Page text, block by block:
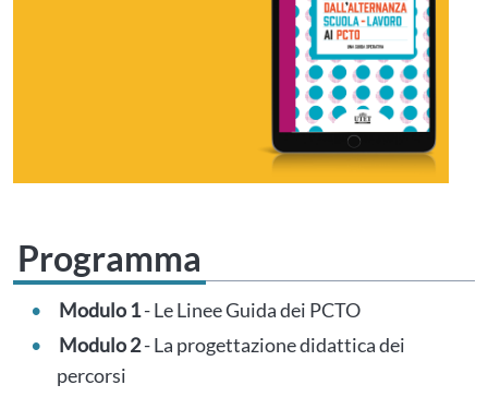
Programma
Modulo 1- Le Linee Guida dei PCTO
Modulo 2- La progettazione didattica dei
percorsi